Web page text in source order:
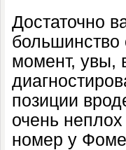
Достаточно
большинство
момент, увы,
позиции
очень
номер у